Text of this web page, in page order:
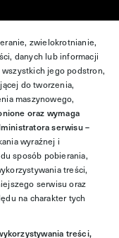
zwielokrotnianie,
danych lub informacji
jego podstron,
do tworzenia,
maszynowego,
oraz wymaga
serwisu –
wyraźnej i
sposób pobierania,
treści,
serwisu oraz
na charakter tych
treści,